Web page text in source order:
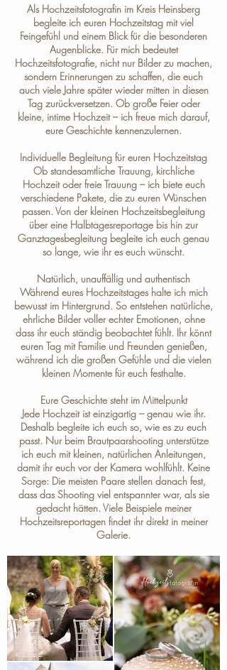
Als Hochzeitsfotografin im Kreis Heinsberg
begleite ich euren Hochzeitstag mit viel
Feingefühl und einem Blick für die besonderen
Augenblicke. Für mich bedeutet
Hochzeitsfotografie, nicht nur Bilder zu machen,
sondern Erinnerungen zu schaffen, die euch
auch viele Jahre später wieder mitten in diesen
Tag zurückversetzen. Ob große Feier oder
kleine, intime Hochzeit – ich freue mich darauf,
eure Geschichte kennenzulernen.
Individuelle Begleitung für euren Hochzeitstag
Ob standesamtliche Trauung, kirchliche
Hochzeit oder freie Trauung – ich biete euch
verschiedene Pakete, die zu euren Wünschen
passen. Von der kleinen Hochzeitsbegleitung
über eine Halbtagesreportage bis hin zur
Ganztagesbegleitung begleite ich euch genau
so lange, wie ihr es euch wünscht.
Natürlich, unauffällig und authentisch
Während eures Hochzeitstages halte ich mich
bewusst im Hintergrund. So entstehen natürliche,
ehrliche Bilder voller echter Emotionen, ohne
dass ihr euch ständig beobachtet fühlt. Ihr könnt
euren Tag mit Familie und Freunden genießen,
während ich die großen Gefühle und die vielen
kleinen Momente für euch festhalte.
Eure Geschichte steht im Mittelpunkt
Jede Hochzeit ist einzigartig – genau wie ihr.
Deshalb begleite ich euch so, wie es zu euch
passt. Nur beim Brautpaarshooting unterstütze
ich euch mit kleinen, natürlichen Anleitungen,
damit ihr euch vor der Kamera wohlfühlt. Keine
Sorge: Die meisten Paare stellen danach fest,
dass das Shooting viel entspannter war, als sie
gedacht hätten. Viele Beispiele meiner
Hochzeitsreportagen findet ihr direkt in meiner
Galerie.